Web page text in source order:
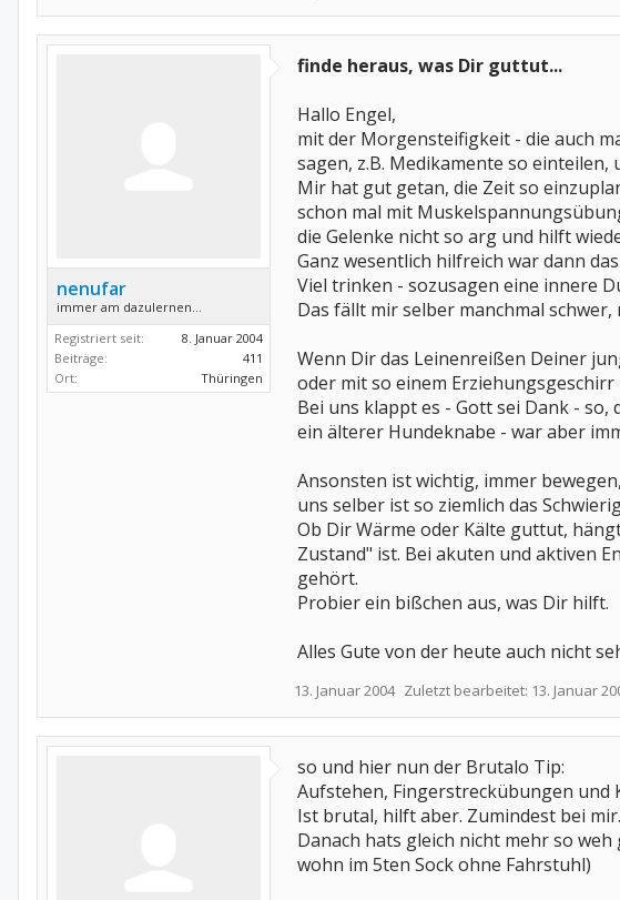
nenufar
immer am dazulernen...
Registriert seit:
8. Januar 2004
Beiträge:
411
Ort:
Thüringen
finde heraus, was Dir guttut...
Hallo Engel,
mit der Morgensteifigkeit - die auch
sagen, z.B. Medikamente so
Mir hat gut getan, die Zeit so
schon mal mit
die Gelenke nicht so arg und hilft
Ganz wesentlich hilfreich war dann
Viel trinken - sozusagen eine innere
Das fällt mir selber manchmal
Wenn Dir das Leinenreißen Deiner
oder mit so einem
Bei uns klappt es - Gott sei Dank -
ein älterer Hundeknabe - war aber
Ansonsten ist wichtig, immer
uns selber ist so ziemlich das
Ob Dir Wärme oder Kälte guttut,
Zustand" ist. Bei akuten und aktiven
gehört.
Probier ein bißchen aus, was Dir hilft.
Alles Gute von der heute auch nicht
13. Januar 2004 Zuletzt bearbeitet: 13. Januar
so und hier nun der Brutalo Tip:
Aufstehen, Fingerstreckübungen und
Ist brutal, hilft aber. Zumindest bei mir.
Danach hats gleich nicht mehr so
wohn im 5ten Sock ohne Fahrstuhl)